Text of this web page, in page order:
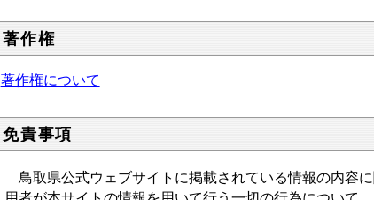
著作権
著作権について
免責事項
鳥取県公式ウェブサイトに掲載されている情報の内容